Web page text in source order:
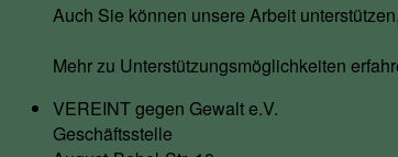
Auch Sie können unsere Arbeit
Mehr zu Unterstützungsmöglichkeiten
VEREINT gegen Gewalt e.V.
Geschäftsstelle